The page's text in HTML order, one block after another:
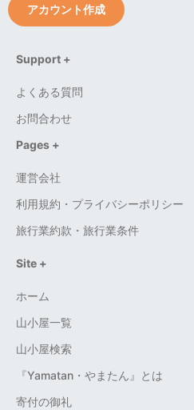
Site +
ホーム
山小屋一覧
山小屋検索
『Yamatan・やまたん』とは
寄付の御礼
Support +
よくある質問
お問合わせ
Pages +
運営会社
利用規約・プライバシーポリシー
旅行業約款・旅行業条件
アカウント作成